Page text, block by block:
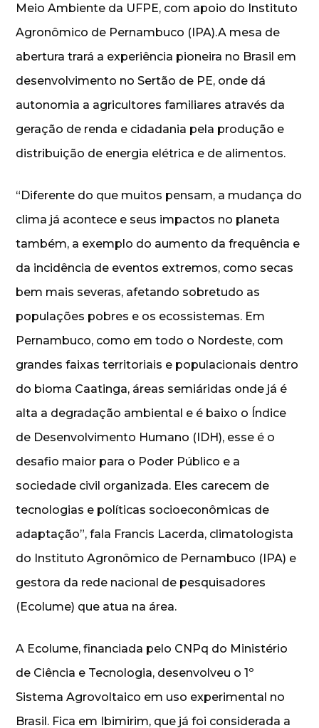
Meio Ambiente da UFPE, com apoio do Instituto
Agronômico de Pernambuco (IPA).A mesa de
abertura trará a experiência pioneira no Brasil em
desenvolvimento no Sertão de PE, onde dá
autonomia a agricultores familiares através da
geração de renda e cidadania pela produção e
distribuição de energia elétrica e de alimentos.
“Diferente do que muitos pensam, a mudança do
clima já acontece e seus impactos no planeta
também, a exemplo do aumento da frequência e
da incidência de eventos extremos, como secas
bem mais severas, afetando sobretudo as
populações pobres e os ecossistemas. Em
Pernambuco, como em todo o Nordeste, com
grandes faixas territoriais e populacionais dentro
do bioma Caatinga, áreas semiáridas onde já é
alta a degradação ambiental e é baixo o Índice
de Desenvolvimento Humano (IDH), esse é o
desafio maior para o Poder Público e a
sociedade civil organizada. Eles carecem de
tecnologias e políticas socioeconômicas de
adaptação”, fala Francis Lacerda, climatologista
do Instituto Agronômico de Pernambuco (IPA) e
gestora da rede nacional de pesquisadores
(Ecolume) que atua na área.
A Ecolume, financiada pelo CNPq do Ministério
de Ciência e Tecnologia, desenvolveu o 1º
Sistema Agrovoltaico em uso experimental no
Brasil. Fica em Ibimirim, que já foi considerada a